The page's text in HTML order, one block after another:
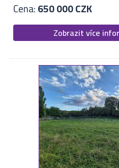
Cena:650 000 CZK
Zobrazit více